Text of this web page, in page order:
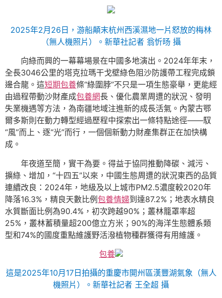
2025年2月26日，游船顛末杭州西溪濕地一片怒放的梅林
（無人機照片）。新華社記者 翁忻旸 攝
向綠而興的一幕幕場景在中國多地演出。2024年年末，
全長3046公里的塔克拉瑪干戈壁綠色阻沙防護帶工程完成鎖
邊合龍。這短期包養條“綠圍脖”不只是一項生態豪舉，更能經
由過程帶動沙財產成包養網長、優化農業周遭的狀況、發明
失業機遇等方法，為南疆地域注進新的成長活氣。內蒙古鄂
爾多斯則在動力轉型經過歷程中探索出一條特點途徑——馭
“風”而上、逐“光”而行，一個個新動力財產集群正在加快構
成。
年夜道至簡，實干為要。得益于協同推動降碳、減污、
擴綠、增加，“十四五”以來，中國生態周遭的狀況東西的品質
連續改良：2024年，地級及以上城市PM2.5濃度較2020年
降落16.3%，精良天數比例包養情婦到達87.2%；地表水精良
水質斷面比例為90.4%，初次跨越90%；叢林籠罩率超
25%，叢林蓄積量超200億立方米；90%的海洋生態體系類
型和74%的國度重點維護野活潑植物種群獲得有用維護。
包養
這是2025年10月17日拍攝的重慶市開州區漢豐湖氣象（無人
機照片）。新華社記者 王全超 攝